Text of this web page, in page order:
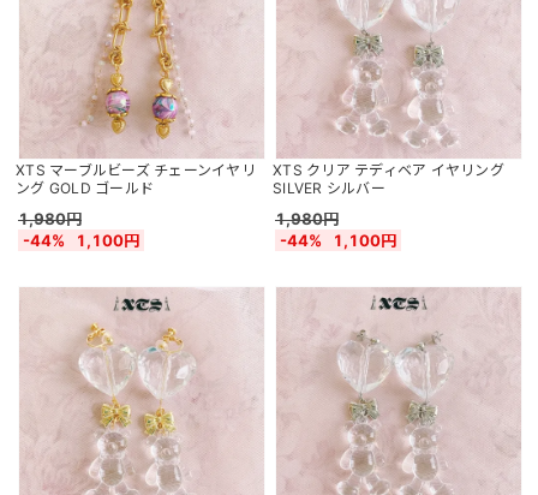
XTS マーブルビーズ チェーンイヤリ
ング GOLD ゴールド
1,980円
-44%
1,100円
XTS クリア テディベア イヤリング
SILVER シルバー
1,980円
-44%
1,100円